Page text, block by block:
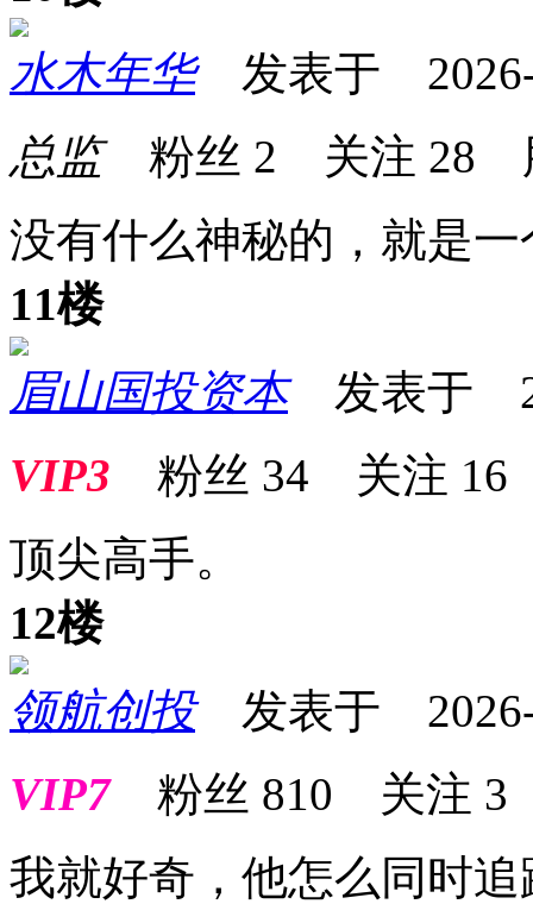
水木年华发表于 2026-
总监粉丝 2 关注 28
没有什么神秘的，就是
11楼
眉山国投资本发表于
VIP3 粉丝 34 关注 16
顶尖高手。
12楼
领航创投发表于 2026-
VIP7粉丝 810 关注 3
我就好奇，他怎么同时